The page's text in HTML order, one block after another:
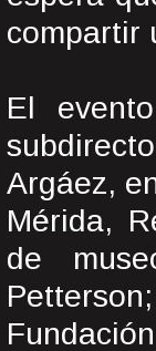
compartir
El
Argáez,
Mérida,
de